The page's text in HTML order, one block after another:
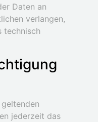
Daten an
verlangen,
technisch
jederzeit das